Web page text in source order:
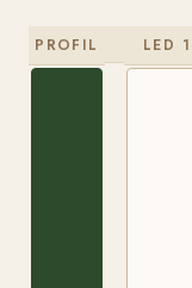
PROFIL LED 1